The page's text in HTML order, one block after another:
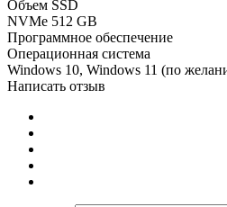
Объем SSD
NVMe 512 GB
Программное обеспечение
Операционная система
Windows 10, Windows 11 (по
Написать отзыв